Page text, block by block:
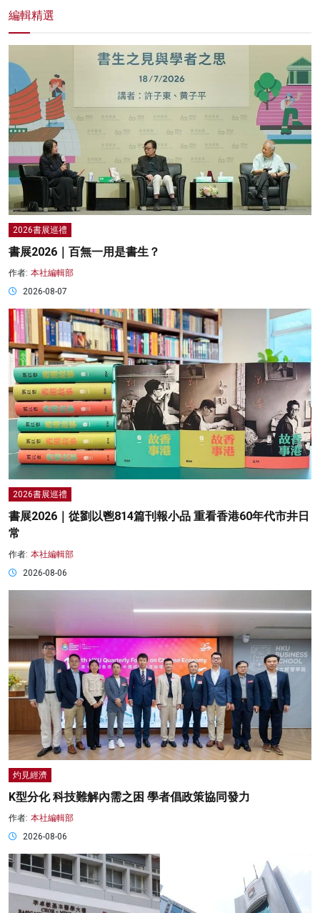
編輯精選
2026書展巡禮
書展2026｜百無一用是書生？
作者: 本社編輯部
2026-08-07
2026書展巡禮
書展2026｜從劉以鬯814篇刊報小品 重看香港60年代市井日
常
作者: 本社編輯部
2026-08-06
灼見經濟
K型分化 科技難解內需之困 學者倡政策協同發力
作者: 本社編輯部
2026-08-06